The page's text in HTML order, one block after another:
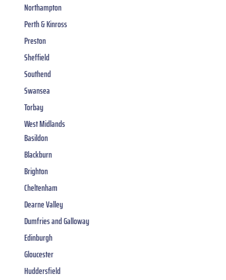
Northampton
Perth & Kinross
Preston
Sheffield
Southend
Swansea
Torbay
West Midlands
Basildon
Blackburn
Brighton
Cheltenham
Dearne Valley
Dumfries and Galloway
Edinburgh
Gloucester
Huddersfield